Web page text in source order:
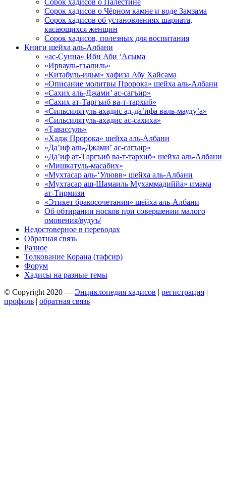
Сорок хадисов о Палестине
Сорок хадисов о Чёрном камне и воде Замзама
Сорок хадисов об установлениях шариата,
касающихся женщин
Сорок хадисов, полезных для воспитания
Книги шейха аль-Албани
«ас-Сунна» Ибн Аби ‘Асыма
«Ирвауль-гъалиль»
«Китабуль-ильм» хафиза Абу Хайсама
«Описание молитвы Пророка» шейха аль-Албани
«Сахих аль-Джами’ ас-сагъир»
«Сахих ат-Таргъиб ва-т-тархиб»
«Сильсилятуль-ахадис ад-да’ифа валь-мауду’а»
«Сильсилятуль-ахадис ас-сахиха»
«Тавассуль»
«Хадж Пророка» шейха аль-Албани
«Да’иф аль-Джами’ ас-сагъир»
«Да’иф ат-Таргъиб ва-т-тархиб» шейха аль-Албани
«Мишкатуль-масабих»
«Мухтасар аль-‘Улювв» шейха аль-Албани
«Мухтасар аш-Шамаиль Мухаммадиййа» имама
ат-Тирмизи
«Этикет бракосочетания» шейха аль-Албани
Об обтирании носков при совершении малого
омовения/вудуъ/
Недостоверное в переводах
Обратная связь
Разное
Толкование Корана (тафсир)
Форум
Хадисы на разные темы
© Copyright 2020 — Энциклопедия хадисов | регистрация |
профиль | обратная связь